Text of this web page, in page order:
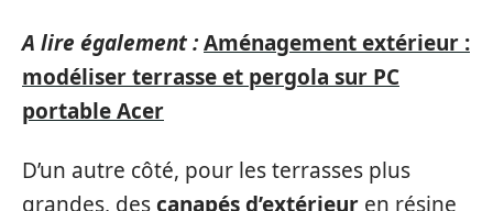
A lire également :Aménagement extérieur :
modéliser terrasse et pergola sur PC
portable Acer
D’un autre côté, pour les terrasses plus
grandes, descanapés d’extérieur en résine